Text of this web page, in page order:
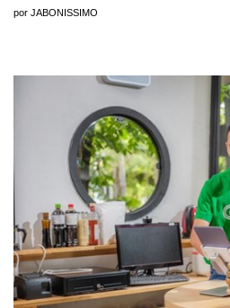
por JABONISSIMO